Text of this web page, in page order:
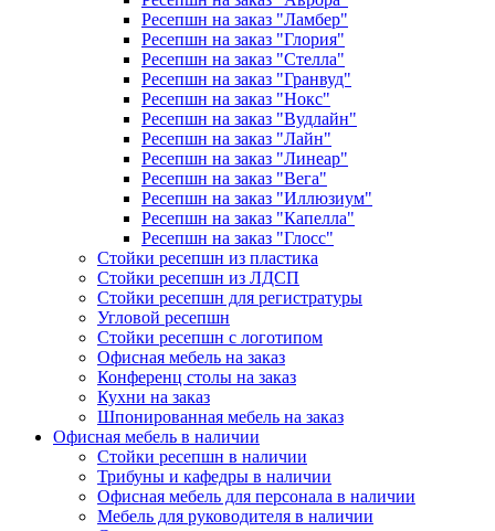
Ресепшн на заказ "Ламбер"
Ресепшн на заказ "Глория"
Ресепшн на заказ "Стелла"
Ресепшн на заказ "Гранвуд"
Ресепшн на заказ "Нокс"
Ресепшн на заказ "Вудлайн"
Ресепшн на заказ "Лайн"
Ресепшн на заказ "Линеар"
Ресепшн на заказ "Вега"
Ресепшн на заказ "Иллюзиум"
Ресепшн на заказ "Капелла"
Ресепшн на заказ "Глосс"
Стойки ресепшн из пластика
Стойки ресепшн из ЛДСП
Стойки ресепшн для регистратуры
Угловой ресепшн
Стойки ресепшн с логотипом
Офисная мебель на заказ
Конференц столы на заказ
Кухни на заказ
Шпонированная мебель на заказ
Офисная мебель в наличии
Стойки ресепшн в наличии
Трибуны и кафедры в наличии
Офисная мебель для персонала в наличии
Мебель для руководителя в наличии